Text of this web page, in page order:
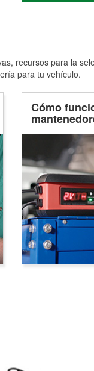
recursos para la
para tu vehículo.
Cómo